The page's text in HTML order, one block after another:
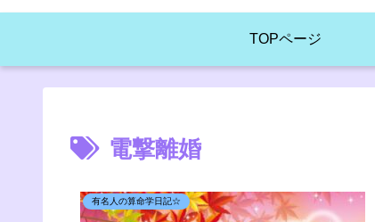
TOPページ
電撃離婚
有名人の算命学日記☆